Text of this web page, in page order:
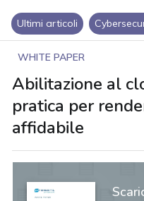
Ultimi articoli
WHITE PAPER
Abilitazione al
pratica per
affidabile